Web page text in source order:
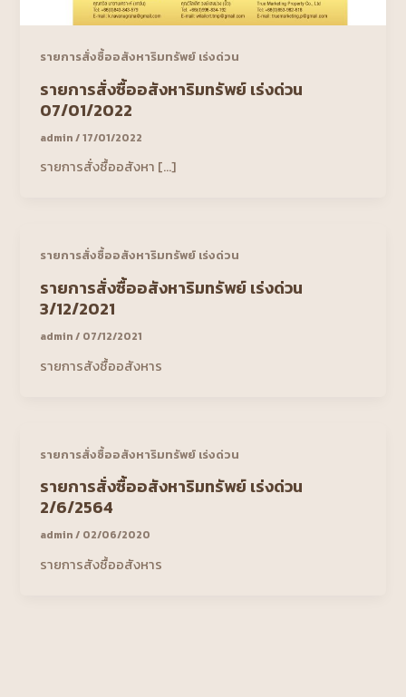
รายการสั่งซื้ออสังหาริมทรัพย์ เร่งด่วน
รายการสั่งซื้ออสังหาริมทรัพย์ เร่งด่วน
07/01/2022
admin/17/01/2022
รายการสั่งซื้ออสังหา […]
รายการสั่งซื้ออสังหาริมทรัพย์ เร่งด่วน
รายการสั่งซื้ออสังหาริมทรัพย์ เร่งด่วน
3/12/2021
admin/ 07/12/2021
รายการสังซื้ออสังหาร
รายการสั่งซื้ออสังหาริมทรัพย์ เร่งด่วน
รายการสั่งซื้ออสังหาริมทรัพย์ เร่งด่วน
2/6/2564
admin/ 02/06/2020
รายการสังซื้ออสังหาร